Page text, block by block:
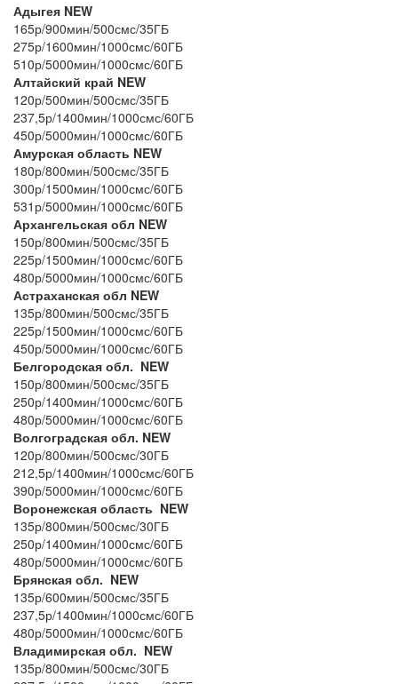
Адыгея NEW
165р/900мин/500смс/35ГБ
275р/1600мин/1000смс/60ГБ
510р/5000мин/1000смс/60ГБ
Алтайский край NEW
120р/500мин/500смс/35ГБ
237,5р/1400мин/1000смс/60ГБ
450р/5000мин/1000смс/60ГБ
Амурская область NEW
180р/800мин/500смс/35ГБ
300р/1500мин/1000смс/60ГБ
531р/5000мин/1000смс/60ГБ
Архангельская обл NEW
150р/800мин/500смс/35ГБ
225р/1500мин/1000смс/60ГБ
480р/5000мин/1000смс/60ГБ
Астраханская обл NEW
135р/800мин/500смс/35ГБ
225р/1500мин/1000смс/60ГБ
450р/5000мин/1000смс/60ГБ
Белгородская обл. NEW
150р/800мин/500смс/35ГБ
250р/1400мин/1000смс/60ГБ
480р/5000мин/1000смс/60ГБ
Волгоградская обл. NEW
120р/800мин/500смс/30ГБ
212,5р/1400мин/1000смс/60ГБ
390р/5000мин/1000смс/60ГБ
Воронежская область NEW
135р/800мин/500смс/30ГБ
250р/1400мин/1000смс/60ГБ
480р/5000мин/1000смс/60ГБ
Брянская обл. NEW
135р/600мин/500смс/35ГБ
237,5р/1400мин/1000смс/60ГБ
480р/5000мин/1000смс/60ГБ
Владимирская обл. NEW
135р/800мин/500смс/30ГБ